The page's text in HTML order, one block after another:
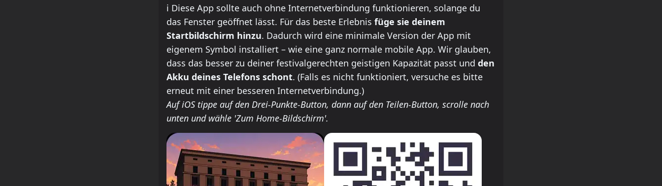
how to install this app on your phone
ℹ️ Diese App sollte auch ohne Internetverbindung funktionieren, solange du
das Fenster geöffnet lässt. Für das beste Erlebnis füge sie deinem
Startbildschirm hinzu. Dadurch wird eine minimale Version der App mit
eigenem Symbol installiert – wie eine ganz normale mobile App. Wir glauben,
dass das besser zu deiner festivalgerechten geistigen Kapazität passt und den
Akku deines Telefons schont. (Falls es nicht funktioniert, versuche es bitte
erneut mit einer besseren Internetverbindung.)
Auf iOS tippe auf den Drei-Punkte-Button, dann auf den Teilen-Button, scrolle nach
unten und wähle 'Zum Home-Bildschirm'.